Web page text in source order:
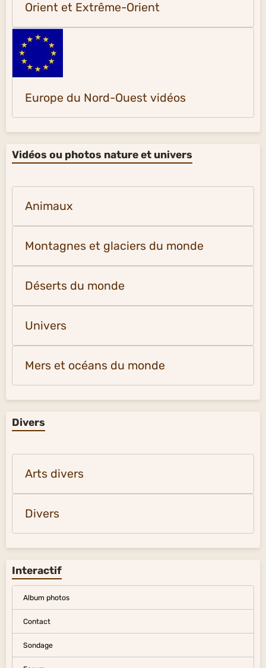
Orient et Extrême-Orient
Europe du Nord-Ouest vidéos
Vidéos ou photos nature et univers
Animaux
Montagnes et glaciers du monde
Déserts du monde
Univers
Mers et océans du monde
Divers
Arts divers
Divers
Interactif
Album photos
Contact
Sondage